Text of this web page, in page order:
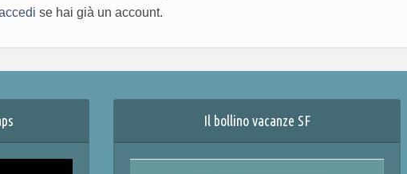
se hai già un account.
Il bollino vacanze SF